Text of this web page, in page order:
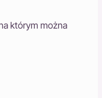
którym można